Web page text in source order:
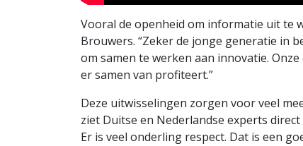
Vooral de openheid om informatie uit te
Brouwers. “Zeker de jonge generatie in
om samen te werken aan innovatie.
er samen van profiteert.”
Deze uitwisselingen zorgen voor veel
ziet Duitse en Nederlandse experts
Er is veel onderling respect. Dat is een